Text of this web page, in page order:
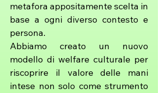
metafora appositamente scelta in
base a ogni diverso contesto e
persona.
Abbiamo creato un nuovo
modello di welfare culturale per
riscoprire il valore delle mani
intese non solo come strumento